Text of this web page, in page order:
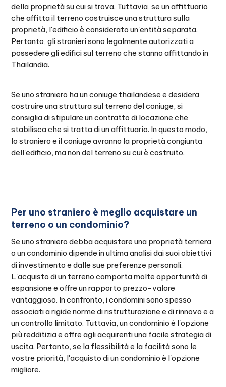
della proprietà su cui si trova. Tuttavia, se un affittuario
che affitta il terreno costruisce una struttura sulla
proprietà, l'edificio è considerato un'entità separata.
Pertanto, gli stranieri sono legalmente autorizzati a
possedere gli edifici sul terreno che stanno affittando in
Thailandia.
Se uno straniero ha un coniuge thailandese e desidera
costruire una struttura sul terreno del coniuge, si
consiglia di stipulare un contratto di locazione che
stabilisca che si tratta di un affittuario. In questo modo,
lo straniero e il coniuge avranno la proprietà congiunta
dell'edificio, ma non del terreno su cui è costruito.
Per uno straniero è meglio acquistare un
terreno o un condominio?
Se uno straniero debba acquistare una proprietà terriera
o un condominio dipende in ultima analisi dai suoi obiettivi
di investimento e dalle sue preferenze personali.
L'acquisto di un terreno comporta molte opportunità di
espansione e offre un rapporto prezzo-valore
vantaggioso. In confronto, i condomini sono spesso
associati a rigide norme di ristrutturazione e di rinnovo e a
un controllo limitato. Tuttavia, un condominio è l'opzione
più redditizia e offre agli acquirenti una facile strategia di
uscita. Pertanto, se la flessibilità e la facilità sono le
vostre priorità, l'acquisto di un condominio è l'opzione
migliore.